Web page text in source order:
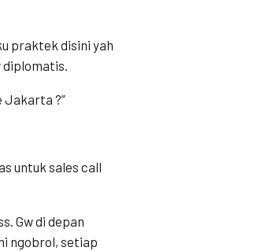
praktek disini yah
diplomatis.
Jakarta ?”
untuk sales call
Gw di depan
ngobrol, setiap